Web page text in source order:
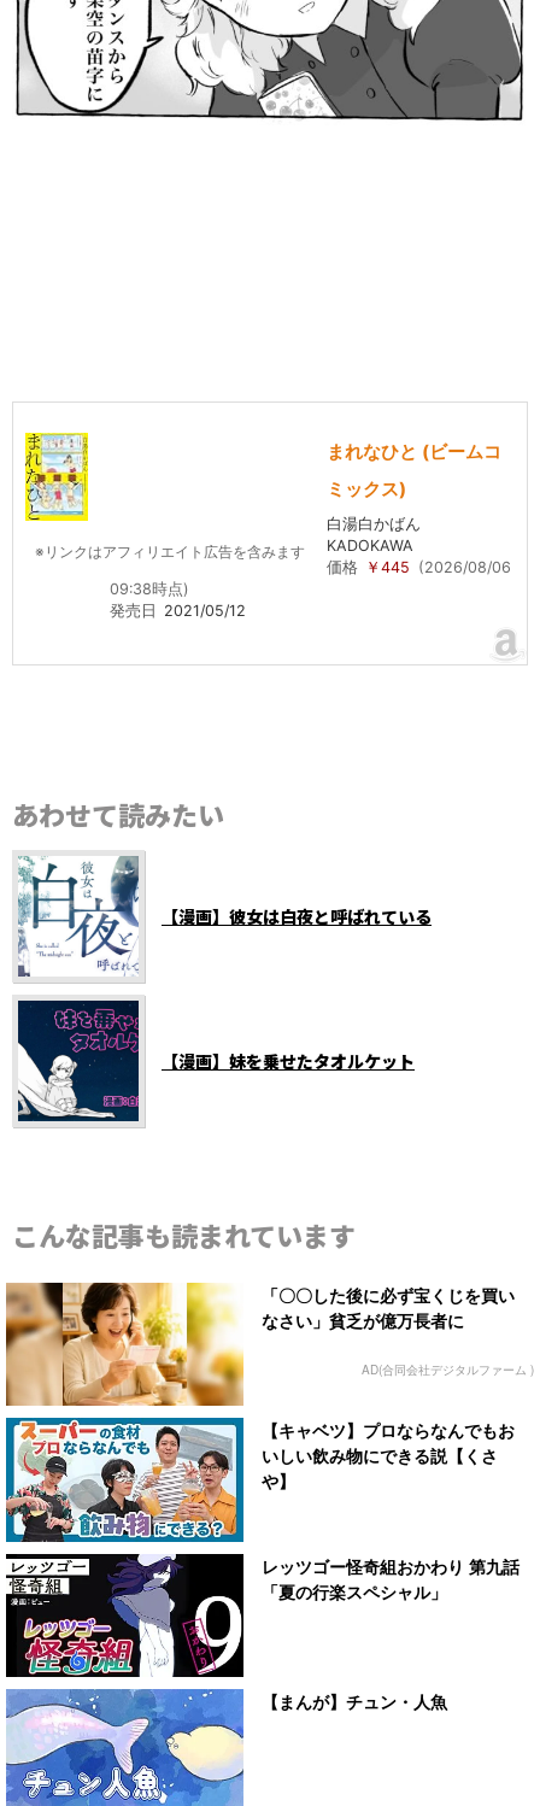
※リンクはアフィリエイト広告を含みます
まれなひと (ビームコ
ミックス)
白湯白かばん
KADOKAWA
価格 ￥445 (2026/08/06
09:38時点)
発売日 2021/05/12
あわせて読みたい
【漫画】彼女は白夜と呼ばれている
【漫画】妹を乗せたタオルケット
こんな記事も読まれています
「〇〇した後に必ず宝くじを買い
なさい」貧乏が億万長者に
AD(合同会社デジタルファーム )
【キャベツ】プロならなんでもお
いしい飲み物にできる説【くさ
や】
レッツゴー怪奇組おかわり 第九話
「夏の行楽スペシャル」
【まんが】チュン・人魚